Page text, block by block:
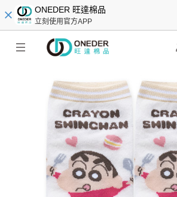
ONEDER 旺達棉品
立刻使用官方APP